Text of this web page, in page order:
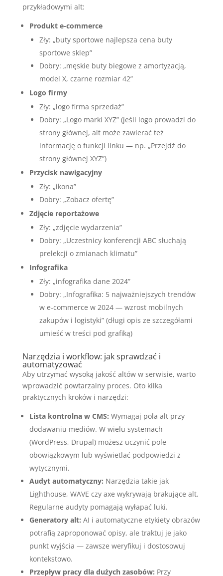
przykładowymi alt:
Produkt e-commerce
Zły: „buty sportowe najlepsza cena buty
sportowe sklep”
Dobry: „męskie buty biegowe z amortyzacją,
model X, czarne rozmiar 42”
Logo firmy
Zły: „logo firma sprzedaż”
Dobry: „Logo marki XYZ” (jeśli logo prowadzi do
strony głównej, alt może zawierać też
informację o funkcji linku — np. „Przejdź do
strony głównej XYZ”)
Przycisk nawigacyjny
Zły: „ikona”
Dobry: „Zobacz ofertę”
Zdjęcie reportażowe
Zły: „zdjęcie wydarzenia”
Dobry: „Uczestnicy konferencji ABC słuchają
prelekcji o zmianach klimatu”
Infografika
Zły: „infografika dane 2024”
Dobry: „Infografika: 5 najważniejszych trendów
w e‑commerce w 2024 — wzrost mobilnych
zakupów i logistyki” (długi opis ze szczegółami
umieść w treści pod grafiką)
Narzędzia i workflow: jak sprawdzać i
automatyzować
Aby utrzymać wysoką jakość altów w serwisie, warto
wprowadzić powtarzalny proces. Oto kilka
praktycznych kroków i narzędzi:
Lista kontrolna w CMS: Wymagaj pola alt przy
dodawaniu mediów. W wielu systemach
(WordPress, Drupal) możesz uczynić pole
obowiązkowym lub wyświetlać podpowiedzi z
wytycznymi.
Audyt automatyczny: Narzędzia takie jak
Lighthouse, WAVE czy axe wykrywają brakujące alt.
Regularne audyty pomagają wyłapać luki.
Generatory alt: AI i automatyczne etykiety obrazów
potrafią zaproponować opisy, ale traktuj je jako
punkt wyjścia — zawsze weryfikuj i dostosowuj
kontekstowo.
Przepływ pracy dla dużych zasobów: Przy